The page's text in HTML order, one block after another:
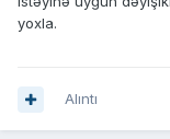
yoxla.
Alıntı